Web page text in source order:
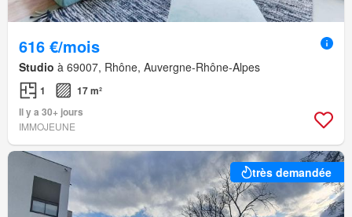
616 €/mois
Studio à 69007, Rhône, Auvergne-Rhône-Alpes
1
17 m²
Il y a 30+ jours
IMMOJEUNE
très demandée